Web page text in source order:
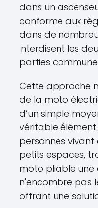
dans un
conforme aux
dans de
interdisent les
parties
Cette approche
de la moto
d’un simple
véritable élément
personnes vivant
petits espaces,
moto pliable une
n'encombre pas
offrant une